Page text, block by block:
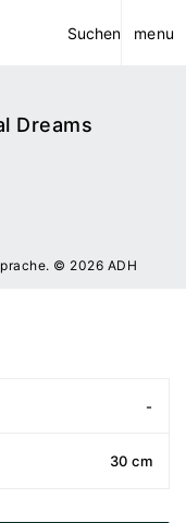
Suchen menu
Dreams
© 2026 ADH
-
30 cm